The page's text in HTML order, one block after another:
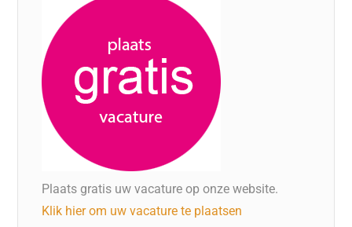
Plaats gratis uw vacature op onze website.
Klik hier om uw vacature te plaatsen